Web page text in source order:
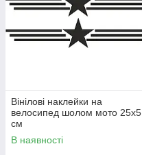
Вінілові наклейки на
велосипед шолом мото 25x5
см
В наявності